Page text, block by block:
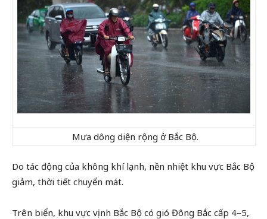
Mưa dông diện rộng ở Bắc Bộ.
Do tác động của không khí lạnh, nền nhiệt khu vực Bắc Bộ
giảm, thời tiết chuyển mát.
Trên biển, khu vực vịnh Bắc Bộ có gió Đông Bắc cấp 4–5,